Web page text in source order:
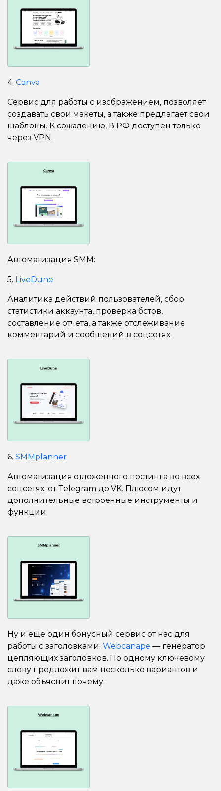
4. Canva
Сервис для работы с изображением, позволяет
создавать свои макеты, а также предлагает свои
шаблоны. К сожалению, В РФ доступен только
через VPN.
Автоматизация SMM:
5. LiveDune
Аналитика действий пользователей, сбор
статистики аккаунта, проверка ботов,
составление отчета, а также отслеживание
комментарий и сообщений в соцсетях.
6. SMMplanner
Автоматизация отложенного постинга во всех
соцсетях: от Telegram до VK. Плюсом идут
дополнительные встроенные инструменты и
функции.
Ну и еще один бонусный сервис от нас для
работы с заголовками: Webcanape — генератор
цепляющих заголовков. По одному ключевому
слову предложит вам несколько вариантов и
даже объяснит почему.